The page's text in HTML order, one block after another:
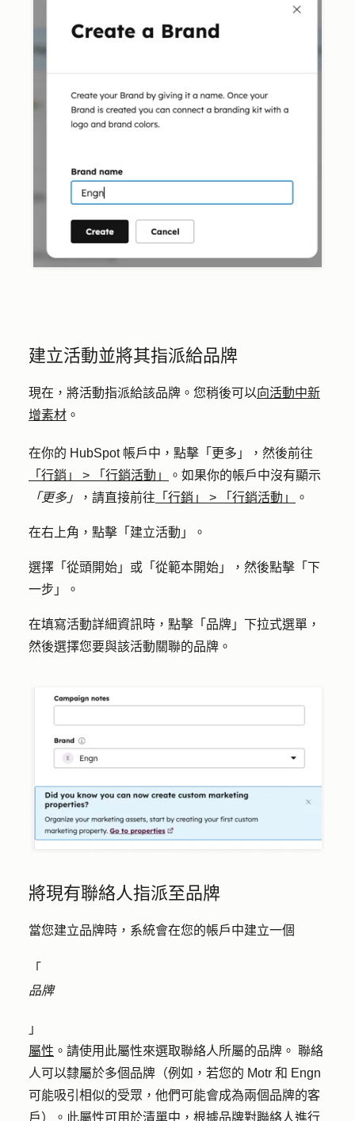
建立活動並將其指派給品牌
現在，將活動指派給該品牌。您稍後可以向活動中新
增素材 。
在你的 HubSpot 帳戶中，點擊 「更多」
，然後前往
「行銷」
> 「行銷活動」
。如果你的帳戶中沒有顯示
「更多」
，請直接前往 「行銷」 > 「行銷活動」 。
在右上角，點擊「 建立活動 」。
選擇「 從頭開始」 或「 從範本開始」 ，然後點擊「 下
一步 」。
在填寫活動詳細資訊時，點擊「 品牌 」下拉式選單，
然後選擇您要與該活動關聯的品牌 。
將現有聯絡人指派至品牌
當您建立品牌時，系統會在您的帳戶中建立一個
「
品牌
」
屬性 。請使用此屬性來選取聯絡人所屬的品牌。 聯絡
人可以隸屬於多個品牌（例如，若您的 Motr 和 Engn
可能吸引相似的受眾，他們可能會成為兩個品牌的客
戶）。此屬性可用於清單中，根據品牌對聯絡人進行